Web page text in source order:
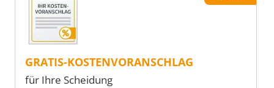
GRATIS-KOSTENVORANSCHLAG
für Ihre Scheidung